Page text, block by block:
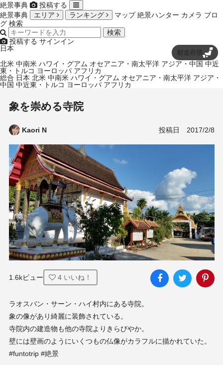
絶景事典
投稿する
絶景事典
エリア ランキング マップ 絶景ハンター カメラ ブロ
グ 検索
検索
投稿する サインイン
日本
都道府県
北米 中南米 ハワイ・グアム オセアニア・南太平洋 アジア・中国 中近
東・トルコ ヨーロッパ アフリカ
総合 日本 北米 中南米 ハワイ・グアム オセアニア・南太平洋 アジア・
中国 中近東・トルコ ヨーロッパ アフリカ
象を崇める寺院
Kaori N 投稿日 2017/2/8
1.6kビュー 4 いいね！
ラオスバン・サーン・ハイ村内にある寺院。
象の像があり綺麗に装飾されている。
寺院内の建造物も他の寺院よりきらびやか。
壁には壁画のようにいくつもの仏像がカラフルに描かれていた。
#funtotrip #絶景